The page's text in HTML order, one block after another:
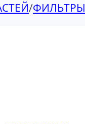
/ФИЛЬТРЫ